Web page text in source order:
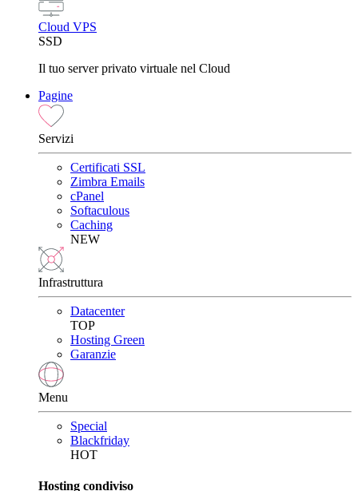
Cloud VPS
SSD
Il tuo server privato virtuale nel Cloud
Pagine
Servizi
Certificati SSL
Zimbra Emails
cPanel
Softaculous
Caching
NEW
Infrastruttura
Datacenter
TOP
Hosting Green
Garanzie
Menu
Special
Blackfriday
HOT
Hosting condiviso